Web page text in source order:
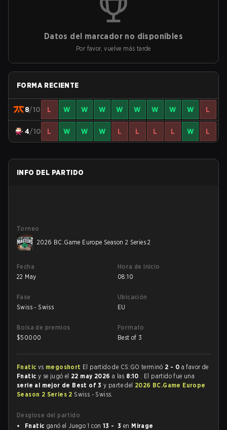
Datos del marcador no disponibles
Por favor, vuelve más tarde
FORMA RECIENTE
8/10 L W W W W W W W W L
4/10 L W W W L L L L W L
INFO DEL PARTIDO
Torneo
2026 BC.Game Europe Season 2 Series 2
Fecha
22 May
Hora de inicio
08:10
Fase
Swiss - Swiss
Ubicación
EU
Bolsa de premios
$50000
Formato
Best of 3
Fnatic vs megoshort El partido de CS:GO terminó 2 - 0 a favor de
Fnatic y se jugó el 22 may 2026 a las 8:10 . El partido fue una
serie al mejor de Best of 3y parte del 2026 BC.Game Europe
Season 2 Series 2 Swiss - Swiss.
Desglose del partido
Fnatic ganó el Juego 1 con 13 - 3 en Mirage